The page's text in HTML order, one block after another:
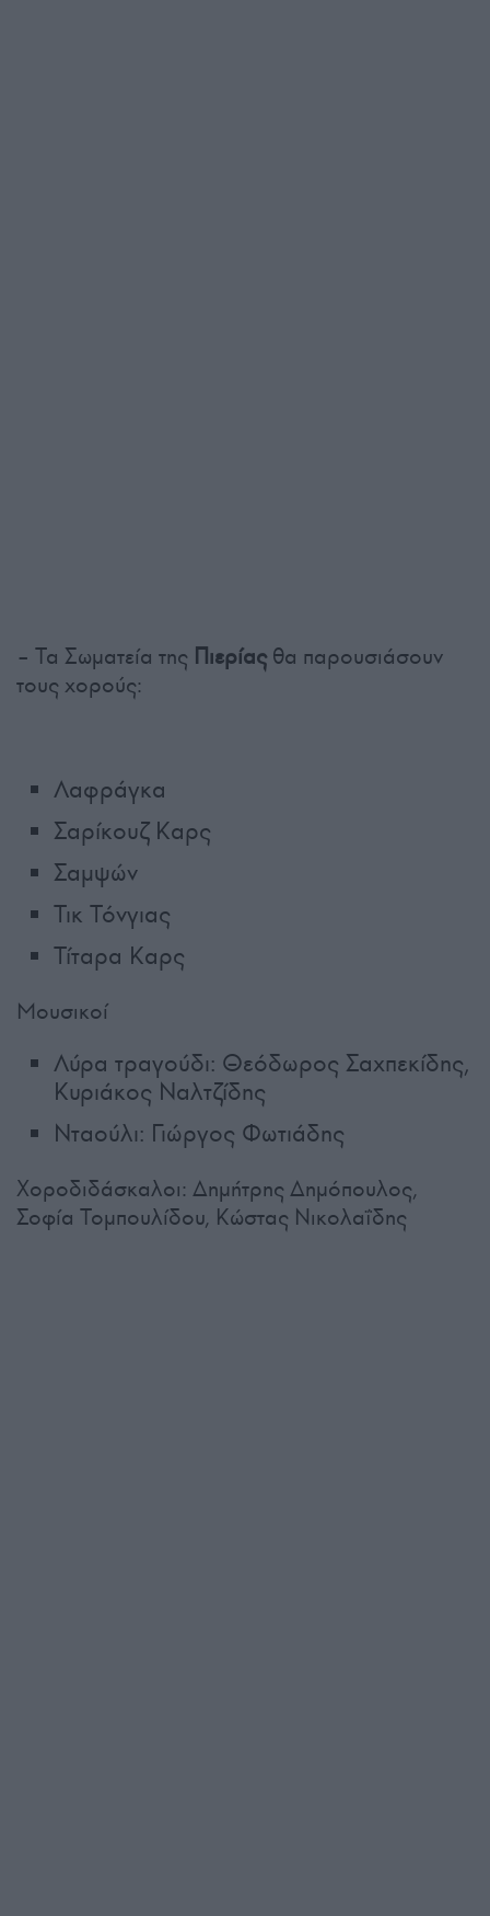
– Τα Σωματεία της Πιερίαςθα παρουσιάσουν
τους χορούς:
Λαφράγκα
Σαρίκουζ Καρς
Σαμψών
Τικ Τόνγιας
Τίταρα Καρς
Μουσικοί
Λύρα τραγούδι: Θεόδωρος Σαχπεκίδης,
Κυριάκος Ναλτζίδης
Νταούλι: Γιώργος Φωτιάδης
Χοροδιδάσκαλοι: Δημήτρης Δημόπουλος,
Σοφία Τομπουλίδου, Κώστας Νικολαΐδης